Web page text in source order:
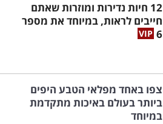
12 חיות נדירות ומוזרות שאתם
חייבים לראות, במיוחד את מספר
6
צפו באחד מפלאי הטבע היפים
ביותר בעולם באיכות מתקדמת
במיוחד